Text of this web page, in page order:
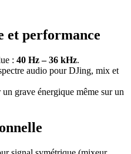
et performance
: 40 Hz – 36 kHz.
audio pour DJing, mix et
grave énergique même sur un